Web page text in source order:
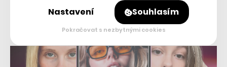
SodaStreamu. Nový automat
šetří plasty a čepuje nápoje
do vlastních lahví
Nastavení Souhlasím
Pokračovat s nezbytnými cookies